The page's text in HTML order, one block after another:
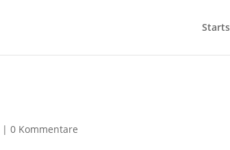
|0 Kommentare